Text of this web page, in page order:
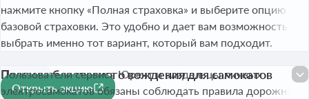
нажмите кнопку «Полная страховка» и выберите опцию
базовой страховки. Это удобно и дает вам возможность
выбрать именно тот вариант, который вам подходит.
Правила безопасного вождения для самокатов
бесплатно
Пользователи сервиса Юрент и владельцы личных
электросамокатов обязаны соблюдать правила дорожного
Открыть акцию